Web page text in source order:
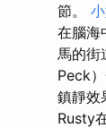
節。
在腦海
馬的街
Peck
鎮靜效
Rusty